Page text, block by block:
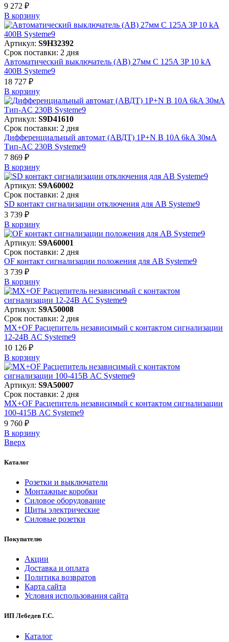
9 272 ₽
В корзинy
Артикул: S9H32392
Срок поставки: 2 дня
Автоматический выключатель (АВ) 27мм C 125A 3P 10 kA
400В Systeme9
18 727 ₽
В корзинy
Артикул: S9D41610
Срок поставки: 2 дня
Дифференциальный автомат (АВДТ) 1P+N B 10A 6kA 30мА
Тип-AC 230В Systeme9
7 869 ₽
В корзинy
Артикул: S9A60002
Срок поставки: 2 дня
SD контакт сигнализации отключения для АВ Systeme9
3 739 ₽
В корзинy
Артикул: S9A60001
Срок поставки: 2 дня
OF контакт сигнализации положения для АВ Systeme9
3 739 ₽
В корзинy
Артикул: S9A50008
Срок поставки: 2 дня
MX+OF Расцепитель независимый с контактом сигнализации
12-24В AC Systeme9
10 126 ₽
В корзинy
Артикул: S9A50007
Срок поставки: 2 дня
MX+OF Расцепитель независимый с контактом сигнализации
100-415В AC Systeme9
9 760 ₽
В корзинy
Вверх
Каталог
Розетки и выключатели
Монтажные коробки
Силовое оборудование
Щиты электрические
Силовые розетки
Покупателю
Акции
Доставка и оплата
Политика возвратов
Карта сайта
Условия использования сайта
ИП Лебедев Г.С.
Каталог